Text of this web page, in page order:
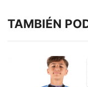
TAMBIÉN